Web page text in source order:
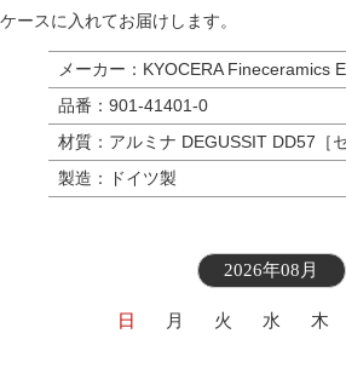
ケースに入れてお届けします。
メーカー：KYOCERA Fineceramics
品番：901-41401-0
材質：アルミナ DEGUSSIT DD57［
製造：ドイツ製
2026年08月
日 月 火 水 木